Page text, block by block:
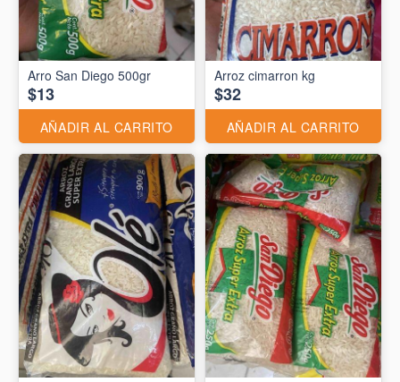
Arro San Diego 500gr
$13
AÑADIR AL CARRITO
Arroz cimarron kg
$32
AÑADIR AL CARRITO